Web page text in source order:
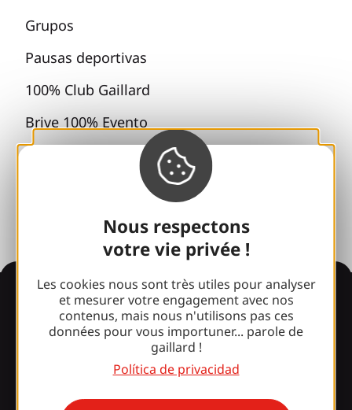
Nous respectons
votre vie privée !
Les cookies nous sont très utiles pour analyser
et mesurer votre engagement avec nos
contenus, mais nous n'utilisons pas ces
données pour vous importuner... parole de
gaillard !
Política de privacidad
Grupos
Pausas deportivas
100% Club Gaillard
Brive 100% Evento
Información
¿Le sorprende nuestro